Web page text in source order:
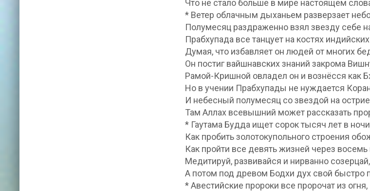
Что не стало больше в мире настоящем
* Ветер облачным дыханьем разверзает
Полумесяц раздраженно взял звезду себе
Прабхупада все танцует на костях
Думая, что избавляет он людей от многих
Он постиг вайшнавских знаний закрома
Рамой-Кришной овладел он и вознёсся как
Но в учении Прабхупады не нуждается
И небесный полумесяц со звездой на
Там Аллах всевышний может рассказать
* Гаутама Будда ищет сорок тысяч лет в
Как пробить золотокупольного строения
Как пройти все девять жизней через
Медитируй, развивайся и нирванно созерцай,
А потом под древом Бодхи дух свой быстро
* Авестийские пророки все пророчат из огня,